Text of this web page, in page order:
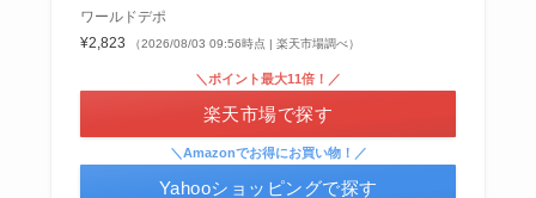
ワールドデポ
¥2,823
（2026/08/03 09:56時点 | 楽天市場調べ）
＼ポイント最大11倍！／
楽天市場で探す
＼Amazonでお得にお買い物！／
Yahooショッピングで探す